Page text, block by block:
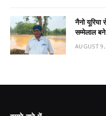
नैनो यूरिया
सम्मेलाल
AUGUST